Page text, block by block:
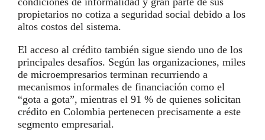
propietarios no cotiza a seguridad social debido a los
altos costos del sistema.
El acceso al crédito también sigue siendo uno de los
principales desafíos. Según las organizaciones, miles
de microempresarios terminan recurriendo a
mecanismos informales de financiación como el
“gota a gota”, mientras el 91 % de quienes solicitan
crédito en Colombia pertenecen precisamente a este
segmento empresarial.